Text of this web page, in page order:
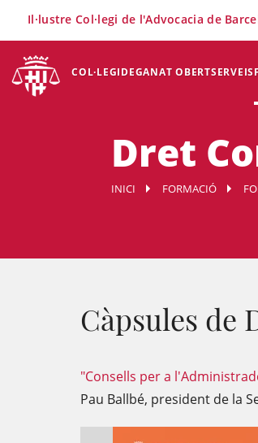
COL·LEGIDEGANAT OBERTSERVEIS
Il·lustre Col·legi de l'Advocacia de
Dret
INICI FORMACIÓ
Càpsules de
"Consells per a
Pau Ballbé, president de la